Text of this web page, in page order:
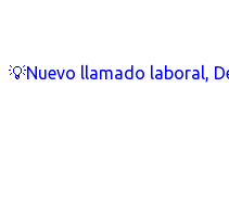
💡Nuevo llamado laboral,